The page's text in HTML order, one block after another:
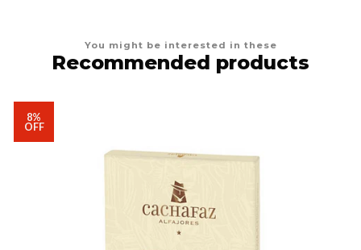
You might be interested in these
Recommended products
8%
OFF